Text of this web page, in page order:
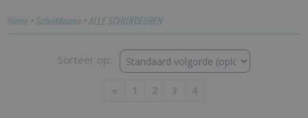
Home>Schuifdeuren>ALLE SCHUIFDEUREN
Sorteer op:
« 1 2 3